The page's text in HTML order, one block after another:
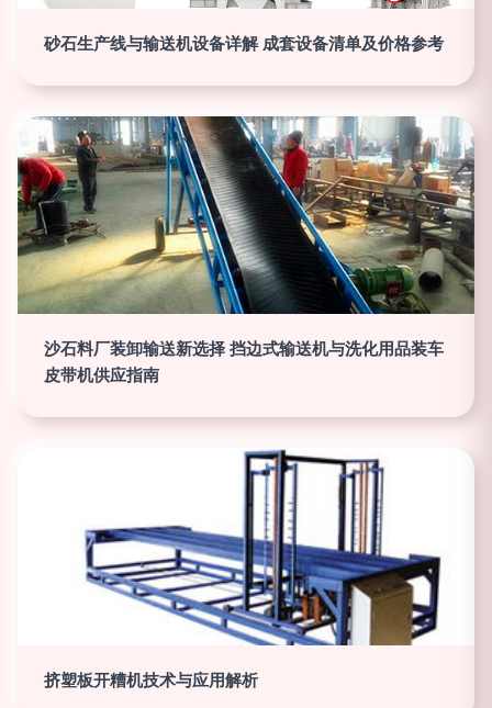
砂石生产线与输送机设备详解 成套设备清单及价格参考
沙石料厂装卸输送新选择 挡边式输送机与洗化用品装车
皮带机供应指南
挤塑板开糟机技术与应用解析